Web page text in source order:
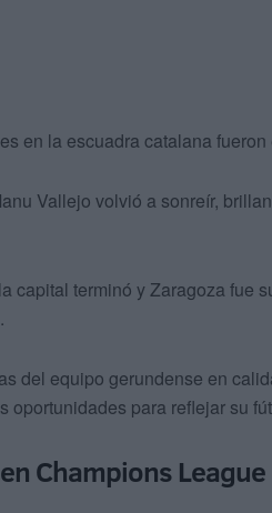
en la escuadra catalana
Vallejo volvió a sonreír,
capital terminó y Zaragoza fue
del equipo gerundense en
oportunidades para reflejar su
Champions League